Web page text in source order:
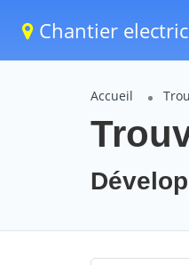
Chantier
Accueil